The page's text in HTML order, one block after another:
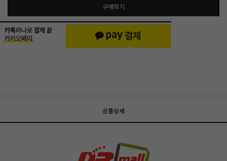
구매하기
상품상세